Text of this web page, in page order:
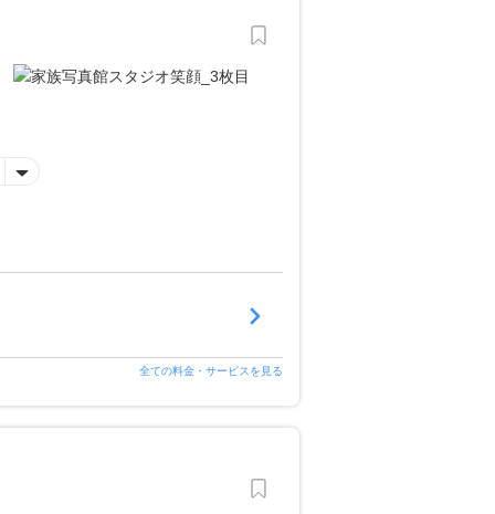
全ての料金・サービスを見る